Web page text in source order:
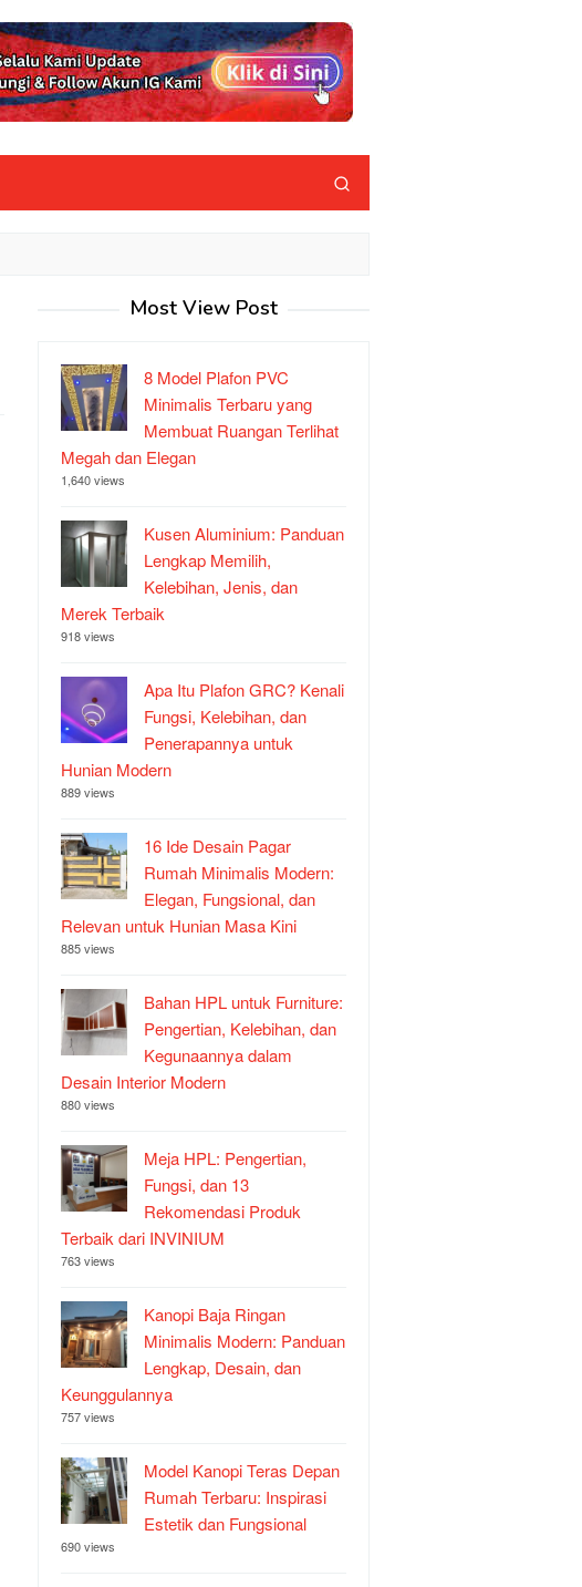
Most View Post
8 Model Plafon PVC
Minimalis Terbaru yang
Membuat Ruangan Terlihat
Megah dan Elegan
1,640 views
Kusen Aluminium: Panduan
Lengkap Memilih,
Kelebihan, Jenis, dan
Merek Terbaik
918 views
Apa Itu Plafon GRC? Kenali
Fungsi, Kelebihan, dan
Penerapannya untuk
Hunian Modern
889 views
16 Ide Desain Pagar
Rumah Minimalis Modern:
Elegan, Fungsional, dan
Relevan untuk Hunian Masa Kini
885 views
Bahan HPL untuk Furniture:
Pengertian, Kelebihan, dan
Kegunaannya dalam
Desain Interior Modern
880 views
Meja HPL: Pengertian,
Fungsi, dan 13
Rekomendasi Produk
Terbaik dari INVINIUM
763 views
Kanopi Baja Ringan
Minimalis Modern: Panduan
Lengkap, Desain, dan
Keunggulannya
757 views
Model Kanopi Teras Depan
Rumah Terbaru: Inspirasi
Estetik dan Fungsional
690 views